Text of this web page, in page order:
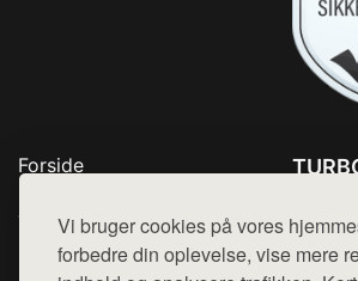
Vi bruger cookies på vores
forbedre din oplevelse, vise mere
Forside
Top Rabatter
Blog
Mail: